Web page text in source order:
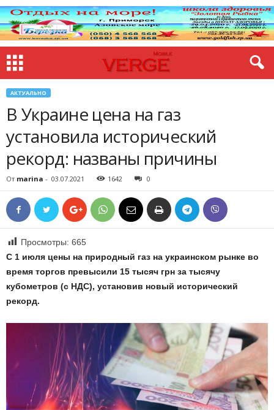
АКТУАЛЬНО
В Украине цена на газ
установила исторический
рекорд: названы причины
От marina - 03.07.2021 1642 0
Просмотры: 665
С 1 июля цены на природный газ на украинском рынке во
время торгов превысили 15 тысяч грн за тысячу
кубометров (с НДС), установив новый исторический
рекорд.